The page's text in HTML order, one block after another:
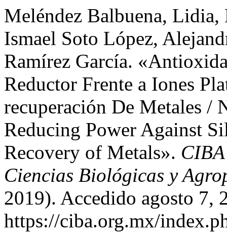
Meléndez Balbuena, Lidia,
Ismael Soto López,
Ramírez García.
Reductor Frente a Iones
recuperación De Metales /
Reducing Power Against
Recovery of Metals».
Ciencias Biológicas y
2019). Accedido agosto 7,
https://ciba.org.mx/